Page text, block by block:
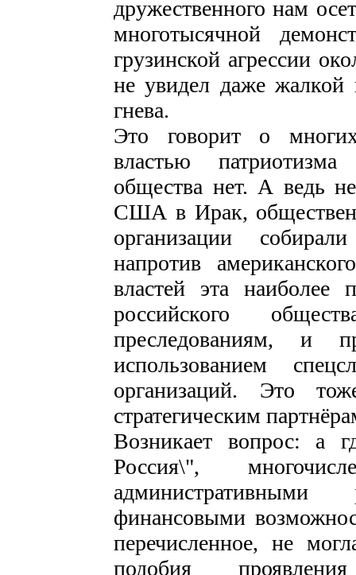
дружественного нам
многотысячной
грузинской агрессии
не увидел даже
гнева.
Это говорит о
властью
общества нет. А ведь
США в Ирак,
организации
напротив
властей эта наиболее
российского
преследованиям, и
использованием
организаций. Это
стратегическим
Возникает вопрос: а
Россия\",
финансовыми
перечисленное, не
подобия